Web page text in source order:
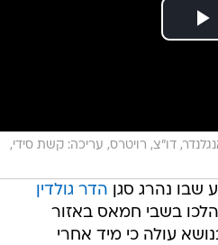
דו"צ, רויטרס, עריכה: קשת סידי,
שבו נהרג סגן הדר גולדין
בשבי חמאס באזור
עולה כי מיד אחרי